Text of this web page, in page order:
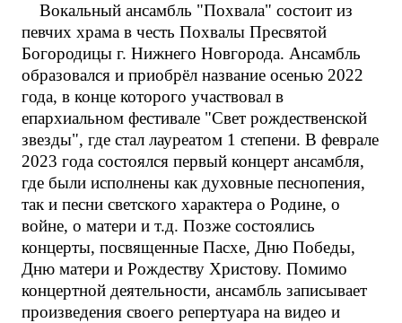
Вокальный ансамбль "Похвала" состоит из
певчих храма в честь Похвалы Пресвятой
Богородицы г. Нижнего Новгорода. Ансамбль
образовался и приобрёл название осенью 2022
года, в конце которого участвовал в
епархиальном фестивале "Свет рождественской
звезды", где стал лауреатом 1 степени. В феврале
2023 года состоялся первый концерт ансамбля,
где были исполнены как духовные песнопения,
так и песни светского характера о Родине, о
войне, о матери и т.д. Позже состоялись
концерты, посвященные Пасхе, Дню Победы,
Дню матери и Рождеству Христову. Помимо
концертной деятельности, ансамбль записывает
произведения своего репертуара на видео и